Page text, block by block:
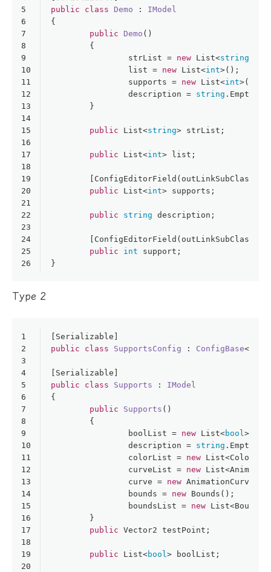
5
6
7
8
9
10
11
12
13
14
15
16
17
18
19
20
21
22
23
24
25
26
public
class Demo : IModel
{
public
Demo ()
	{
		strList =
new List<string
		list =
new List<int>();
		supports =
new List<int>();
		description =
string .Empty;
	}
public List<string> strList;
public List<int> list;
ConfigEditorField(outLinkSubClass:
public List<int> supports;
public string description;
ConfigEditorField(outLinkSubClass:
public
int support;
}
Type 2
1
2
3
4
5
6
7
8
9
10
11
12
13
14
15
16
17
18
19
20
[ Serializable ]
public
class SupportsConfig : ConfigBase<
[ Serializable ]
public
class Supports : IModel
{
public
Supports ()
	{
		boolList =
new List<bool >();
		description =
string .Empty;
		colorList =
new
		curveList =
new
		curve =
new AnimationCurve();
		bounds =
new Bounds();
		boundsList =
new
	}
public Vector2 testPoint;
public List<bool > boolList;